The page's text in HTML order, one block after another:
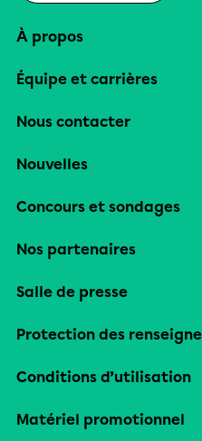
À propos
Équipe et carrières
Nous contacter
Nouvelles
Concours et sondages
Nos partenaires
Salle de presse
Protection des
Conditions d’utilisation
Matériel promotionnel